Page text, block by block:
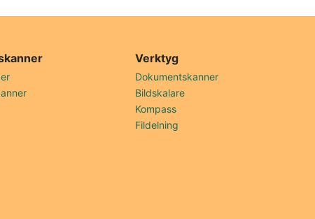
Verktyg
Dokumentskanner
Bildskalare
Kompass
Fildelning